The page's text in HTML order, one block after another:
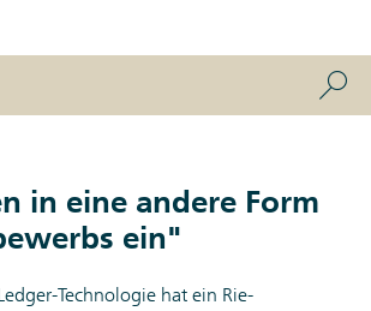
in eine andere Form
ein"
Technologie hat ein Rie­